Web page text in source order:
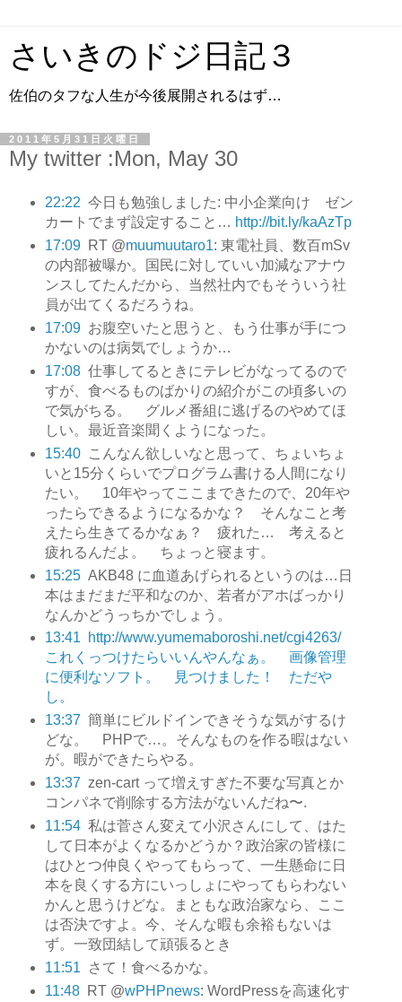
さいきのドジ日記３
佐伯のタフな人生が今後展開されるはず…
2011年5月31日火曜日
My twitter :Mon, May 30
22:22 今日も勉強しました: 中小企業向け ゼン
カートでまず設定すること… http://bit.ly/kaAzTp
17:09
RT @muumuutaro1: 東電社員、数百mSv
の内部被曝か。国民に対していい加減なアナウ
ンスしてたんだから、当然社内でもそういう社
員が出てくるだろうね。
17:09 お腹空いたと思うと、もう仕事が手につ
かないのは病気でしょうか…
17:08 仕事してるときにテレビがなってるので
すが、食べるものばかりの紹介がこの頃多いの
で気がちる。 グルメ番組に逃げるのやめてほ
しい。最近音楽聞くようになった。
15:40
こんなん欲しいなと思って、ちょいちょ
いと15分くらいでプログラム書ける人間になり
たい。 10年やってここまできたので、20年や
ったらできるようになるかな？ そんなこと考
えたら生きてるかなぁ？ 疲れた… 考えると
疲れるんだよ。 ちょっと寝ます。
15:25 AKB48 に血道あげられるというのは…日
本はまだまだ平和なのか、若者がアホばっかり
なんかどうっちかでしょう。
13:41
http://www.yumemaboroshi.net/cgi4263/
これくっつけたらいいんやんなぁ。 画像管理
に便利なソフト。 見つけました！ ただや
し。
13:37 簡単にビルドインできそうな気がするけ
どな。 PHPで…。そんなものを作る暇はない
が。暇ができたらやる。
13:37 zen-cart って増えすぎた不要な写真とか
コンパネで削除する方法がないんだね〜.
11:54 私は菅さん変えて小沢さんにして、はた
して日本がよくなるかどうか？政治家の皆様に
はひとつ仲良くやってもらって、一生懸命に日
本を良くする方にいっしょにやってもらわない
かんと思うけどな。まともな政治家なら、ここ
は否決ですよ。今、そんな暇も余裕もないは
ず。一致団結して頑張るとき
11:51
さて！食べるかな。
11:48
RT @wPHPnews: WordPressを高速化す